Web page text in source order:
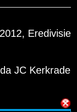
Eredivisie
JC Kerkrade